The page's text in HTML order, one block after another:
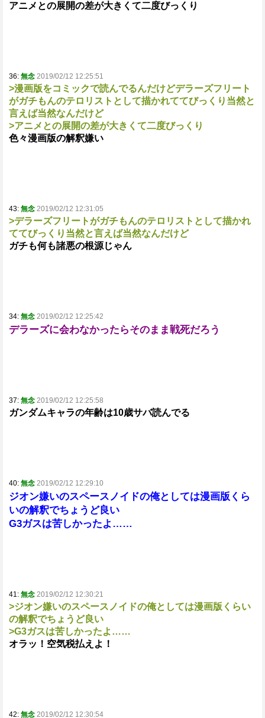
アニメとの展開の差が大きくて二度びっくり
36: 無念 2019/02/12 12:25:51
>漫画版をコミックで読んでるんだけどデラーズフリート
がガチもんのテロリストとして描かれててびっくり当然と
言えば当然なんだけど
>アニメとの展開の差が大きくて二度びっくり
色々漫画版の解釈嫌い
43: 無念 2019/02/12 12:31:05
>デラーズフリートがガチもんのテロリストとして描かれ
ててびっくり当然と言えば当然なんだけど
ガチも何も諸悪の根源じゃん
34: 無念 2019/02/12 12:25:42
デラーズに会わなかったらそのまま戦死だろう
37: 無念 2019/02/12 12:25:58
ガンダムキャラの年齢は10歳サバ読んでる
40: 無念 2019/02/12 12:29:10
ジオン嫌いのスペースノイドの俺としては漫画版くら
いの解釈でちょうど良い
G3ガスは苦しかったよ……
41: 無念 2019/02/12 12:30:21
>ジオン嫌いのスペースノイドの俺としては漫画版くらい
の解釈でちょうど良い
>G3ガスは苦しかったよ……
オラッ！空気税払えよ！
42: 無念 2019/02/12 12:30:54